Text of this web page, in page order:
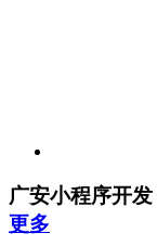
广安小程序开发
更多